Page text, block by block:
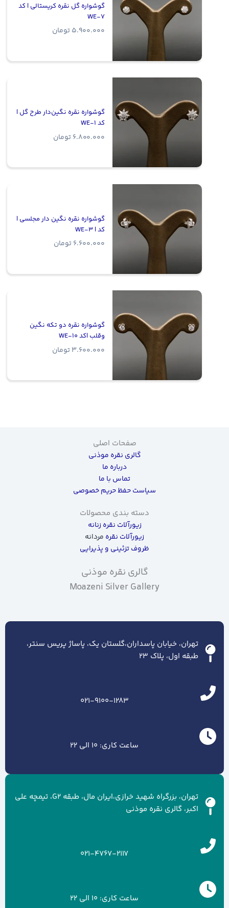
گوشواره گل نقره کریستالی | کد
WE-7
5.900.000 تومان
گوشواره نقره نگین‌دار طرح گل |
کد WE-1
6.800.000 تومان
گوشواره نقره نگین دار مجلسی |
کد | WE-3
6.600.000 تومان
گوشواره نقره دو تکه نگین
وقلب |‌کد WE-10
3.600.000 تومان
صفحات اصلی
گالری نقره موذنی
درباره ما
تماس با ما
سیاست حفظ حریم خصوصی
دسته بندی محصولات
زیورآلات نقره زنانه
زیورآلات نقره مردانه
ظروف تزئینی و پذیرایی
گالری نقره موذنی
Moazeni Silver Gallery
تهران، خیابان پاسداران،گلستان یک، پاساژ پریس سنتر،
طبقه اول، پلاک ۲۳
021-9100-1283
ساعت کاری: 10 الی 22
تهران، بزرگراه شهید خرازی،ایران مال، طبقه G2، تیمچه علی
اکبر، گالری نقره موذنی
021-4767-2117
ساعت کاری: 10 الی 22